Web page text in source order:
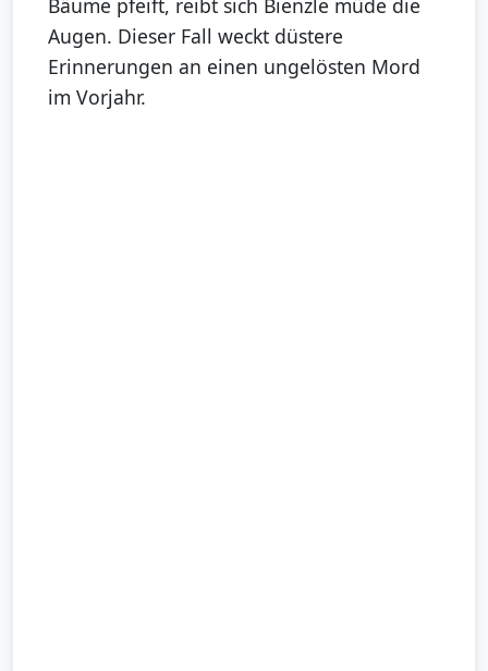
Bäume pfeift, reibt sich Bienzle müde die
Augen. Dieser Fall weckt düstere
Erinnerungen an einen ungelösten Mord
im Vorjahr.